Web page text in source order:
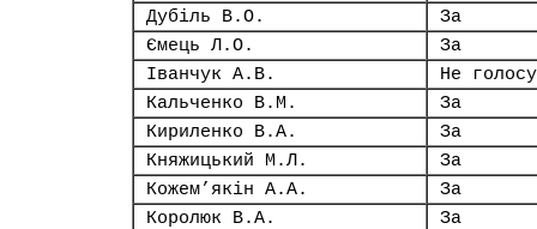
Дубіль В.О.
За
Ємець Л.О.
За
Іванчук А.В.
Не
Кальченко В.М.
За
Кириленко В.А.
За
Княжицький М.Л.
За
Кожем’якін А.А.
За
Королюк В.А.
За